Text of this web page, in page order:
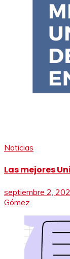
Noticias
Las mejores
septiembre 2,
Gómez